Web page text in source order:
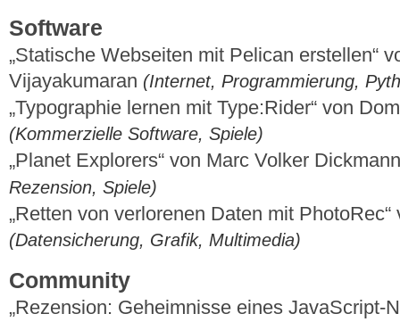
Software
„Statische Webseiten mit Pelican erstellen“
Vijayakumaran (Internet, Programmierung,
„Typographie lernen mit Type:Rider“ von
(Kommerzielle Software, Spiele)
„Planet Explorers“ von Marc Volker
Rezension, Spiele)
„Retten von verlorenen Daten mit
(Datensicherung, Grafik, Multimedia)
Community
„Rezension: Geheimnisse eines JavaScript-